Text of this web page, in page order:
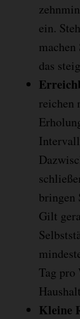
ein.
das
reichen
bringen
Gilt
Tag pro
Kleine